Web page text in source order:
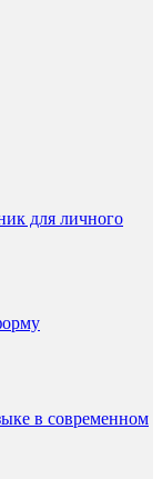
для личного
в современном